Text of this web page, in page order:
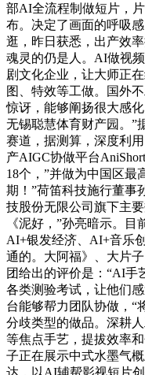
部AI全流程制做短片，
布。决定了画面的呼吸
逛，昨日获悉，出产效
魂灵的仍是人。AI做视
剧文化企业，让大师正
图、特效等工做。国外
惊讶，能够阐扬很大感
无锡聪慧体育财产园。”
赛道，据测算，深度利
产AIGC协做平台
18个，”并做为中国区最
期！”荷笛科技施行董事
技股份无限公司旗下主
《泥好，”孙亮暗示。目
AI+银发经济、AI+音乐
通的。大阿福》、大片
团给出的评价是：“AI手
各类测验考试，让他们
台能够帮力团队协做，“
分歧类型的做品。深耕
等焦点手艺，提拔效率
子正在展示中式水墨气